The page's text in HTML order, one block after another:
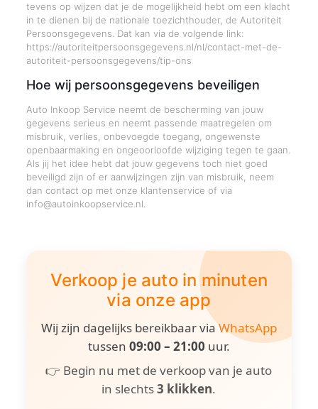
tevens op wijzen dat je de mogelijkheid hebt om een klacht
in te dienen bij de nationale toezichthouder, de Autoriteit
Persoonsgegevens. Dat kan via de volgende link:
https://autoriteitpersoonsgegevens.nl/nl/contact-met-de-
autoriteit-persoonsgegevens/tip-ons
Hoe wij persoonsgegevens beveiligen
Auto Inkoop Service neemt de bescherming van jouw
gegevens serieus en neemt passende maatregelen om
misbruik, verlies, onbevoegde toegang, ongewenste
openbaarmaking en ongeoorloofde wijziging tegen te gaan.
Als jij het idee hebt dat jouw gegevens toch niet goed
beveiligd zijn of er aanwijzingen zijn van misbruik, neem
dan contact op met onze klantenservice of via
info@autoinkoopservice.nl.
Verkoop je auto in minuten
via onze app
Wij zijn dagelijks bereikbaar viaWhatsApp
tussen 09:00 – 21:00 uur.
👉 Begin nu met de verkoop van je auto
in slechts3 klikken.